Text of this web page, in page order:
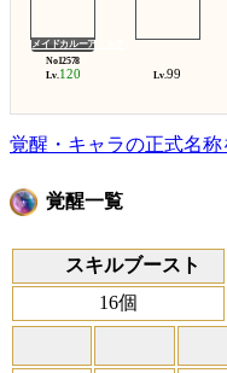
メイドカルーアミルク
Lv. 120 Lv.99
覚醒・キャラの正式名称
覚醒一覧
スキルブースト
16個